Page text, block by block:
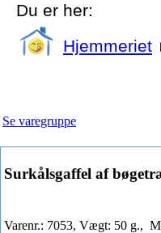
Du er her:
Hjemmeriet
Se varegruppe
Surkålsgaffel af
Varenr.: 7053, Vægt: 50 g.,